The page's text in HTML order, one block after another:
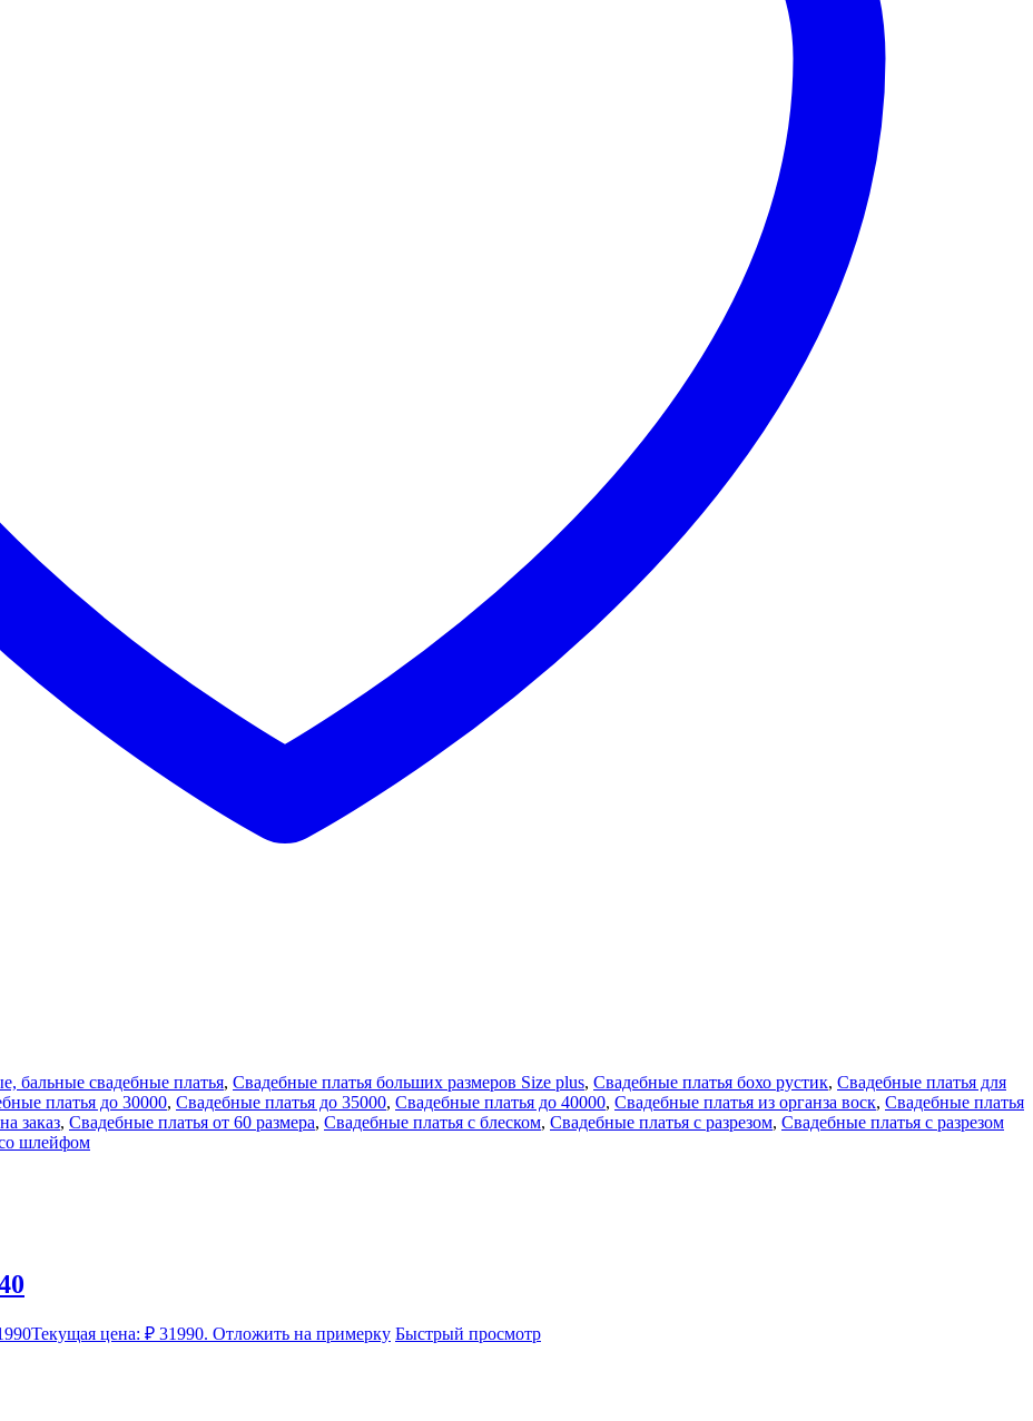
бальные свадебные платья, Свадебные платья больших размеров Size plus, Свадебные платья бохо рустик, Свадебные платья для
платья до 30000, Свадебные платья до 35000, Свадебные платья до 40000, Свадебные платья из органза воск, Свадебные платья
заказ, Свадебные платья от 60 размера, Свадебные платья с блеском, Свадебные платья с разрезом, Свадебные платья с разрезом
шлейфом
Текущая цена: ₽ 31990. Отложить на примерку Быстрый просмотр